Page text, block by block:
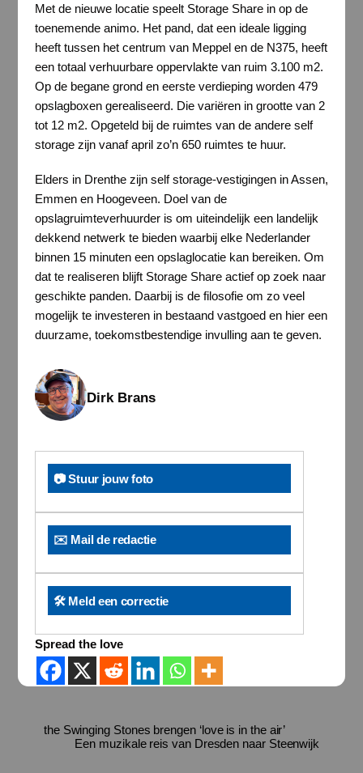
Met de nieuwe locatie speelt Storage Share in op de
toenemende animo. Het pand, dat een ideale ligging
heeft tussen het centrum van Meppel en de N375, heeft
een totaal verhuurbare oppervlakte van ruim 3.100 m2.
Op de begane grond en eerste verdieping worden 479
opslagboxen gerealiseerd. Die variëren in grootte van 2
tot 12 m2. Opgeteld bij de ruimtes van de andere self
storage zijn vanaf april zo’n 650 ruimtes te huur.
Elders in Drenthe zijn self storage-vestigingen in Assen,
Emmen en Hoogeveen. Doel van de
opslagruimteverhuurder is om uiteindelijk een landelijk
dekkend netwerk te bieden waarbij elke Nederlander
binnen 15 minuten een opslaglocatie kan bereiken. Om
dat te realiseren blijft Storage Share actief op zoek naar
geschikte panden. Daarbij is de filosofie om zo veel
mogelijk te investeren in bestaand vastgoed en hier een
duurzame, toekomstbestendige invulling aan te geven.
Dirk Brans
📷 Stuur jouw foto
✉️ Mail de redactie
🛠️ Meld een correctie
Spread the love
the Swinging Stones brengen ‘love is in the air’
Een muzikale reis van Dresden naar Steenwijk